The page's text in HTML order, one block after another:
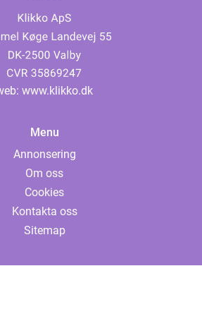
www.klikko.dk
Menu
Annonsering
Om oss
Cookies
Kontakta oss
Sitemap